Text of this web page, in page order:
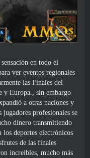
en todo el
ver eventos regionales
las Finales del
y Europa., sin embargo
a otras naciones y
jugadores profesionales se
dinero transmitiendo
los deportes electrónicos
de las finales
increibles, mucho más